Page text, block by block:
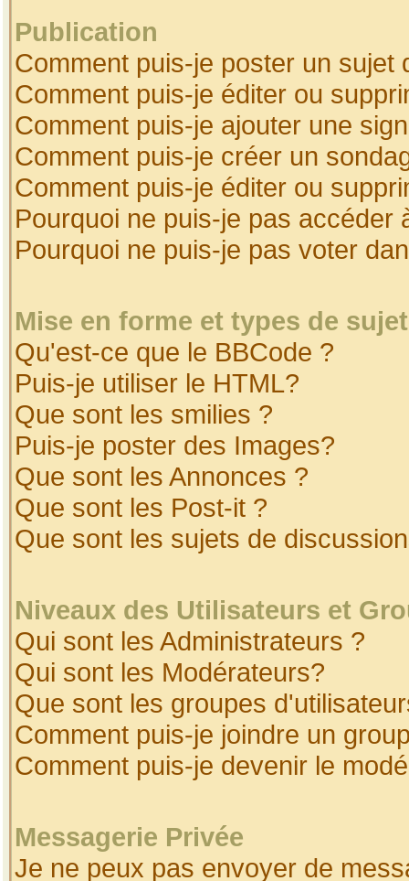
Publication
Comment puis-je poster un sujet
Comment puis-je éditer ou
Comment puis-je ajouter une
Comment puis-je créer un
Comment puis-je éditer ou
Pourquoi ne puis-je pas accéder
Pourquoi ne puis-je pas voter
Mise en forme et types de
Qu'est-ce que le BBCode ?
Puis-je utiliser le HTML?
Que sont les smilies ?
Puis-je poster des Images?
Que sont les Annonces ?
Que sont les Post-it ?
Que sont les sujets de
Niveaux des Utilisateurs et
Qui sont les Administrateurs ?
Qui sont les Modérateurs?
Que sont les groupes
Comment puis-je joindre un
Comment puis-je devenir le
Messagerie Privée
Je ne peux pas envoyer de